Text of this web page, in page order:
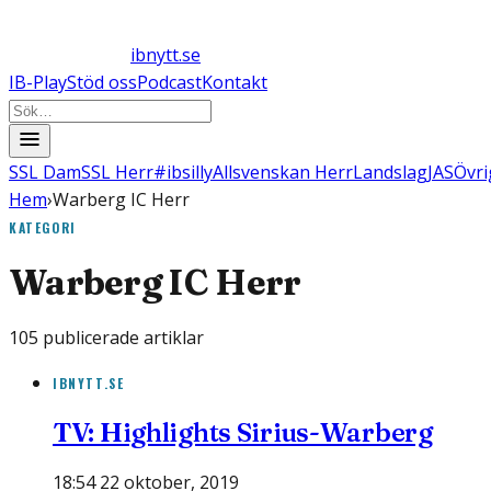
ibnytt.se
IB-PlayStöd ossPodcastKontakt
SSL DamSSL Herr#ibsillyAllsvenskan HerrLandslagJAS
Hem›Warberg IC Herr
KATEGORI
Warberg IC Herr
105 publicerade artiklar
IBNYTT.SE
TV: Highlights Sirius-Warberg
18:54 22 oktober, 2019